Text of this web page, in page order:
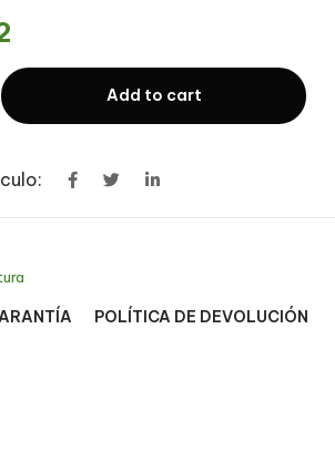
Add to cart
POLÍTICA DE DEVOLUCIÓN